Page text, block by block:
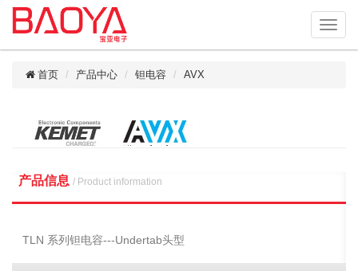
首页 产品中心 钽电容 AVX
产品信息 / Product information
TLN 系列钽电容---Undertab头型